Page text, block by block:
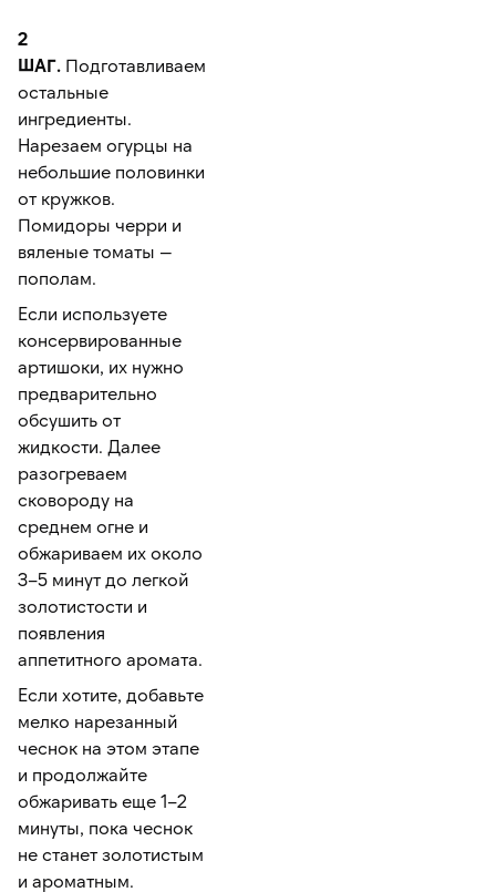
2
ШАГ. Подготавливаем
остальные
ингредиенты.
Нарезаем огурцы на
небольшие половинки
от кружков.
Помидоры черри и
вяленые томаты —
пополам.
Если используете
консервированные
артишоки, их нужно
предварительно
обсушить от
жидкости. Далее
разогреваем
сковороду на
среднем огне и
обжариваем их около
3–5 минут до легкой
золотистости и
появления
аппетитного аромата.
Если хотите, добавьте
мелко нарезанный
чеснок на этом этапе
и продолжайте
обжаривать еще 1–2
минуты, пока чеснок
не станет золотистым
и ароматным.